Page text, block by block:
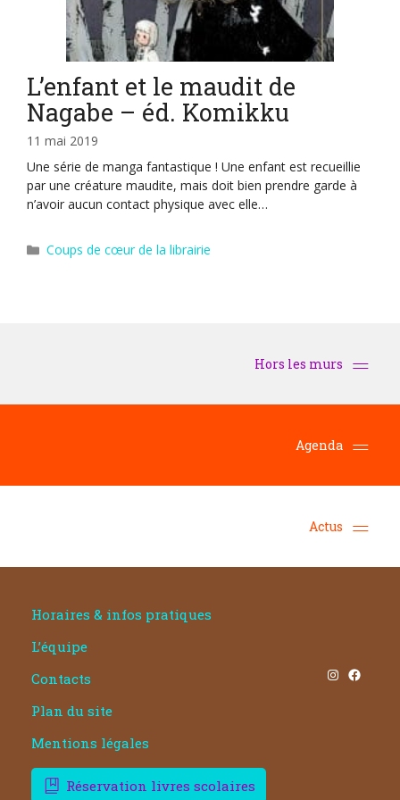
L’enfant et le maudit de
Nagabe – éd. Komikku
11 mai 2019
Une série de manga fantastique ! Une enfant est recueillie
par une créature maudite, mais doit bien prendre garde à
n’avoir aucun contact physique avec elle…
Catégories
Coups de cœur de la librairie
Horaires & infos pratiques
L’équipe
Contacts
Plan du site
Mentions légales
Instagram Facebook
Réservation livres scolaires
Hors les murs
Agenda
Actus